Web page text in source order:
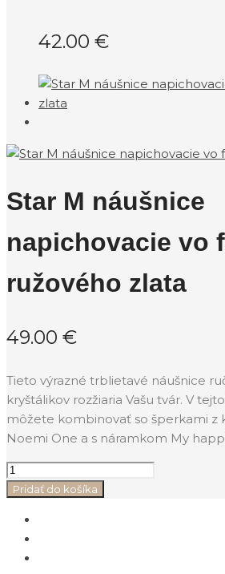
42.00 €
Star M náušnice
napichovacie vo
ružového zlata
49.00 €
Tieto výrazné trblietavé náušnice
kryštálikov rozžiaria Vašu tvár. V
môžete kombinovať so šperkami z
Noemi One a s náramkom My
Pridať do košíka